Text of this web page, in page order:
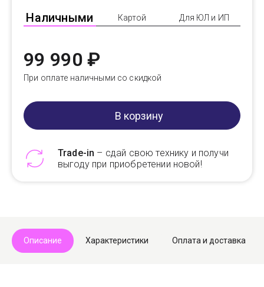
Наличными Картой Для ЮЛ и ИП
99 990 ₽
При оплате наличными со скидкой
В корзину
Trade-in – сдай свою технику и получи
выгоду при приобретении новой!
Описание Характеристики Оплата и доставка